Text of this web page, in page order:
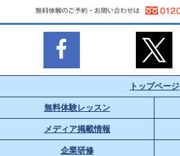
トップページ
無料体験レッスン
メディア掲載情報
企業研修